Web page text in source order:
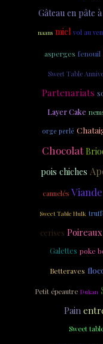
Gâteau en pâte
naans miel vol au
asperges fenouil
Sweet Table
Partenariats
Layer Cake
orge perlé
Chocolat
pois chiches
cannelés Viande
Sweet Table Hulk
cerises Poireaux
Galettes poke
Betteraves
Petit épeautre Dukan
Pain
Sweet